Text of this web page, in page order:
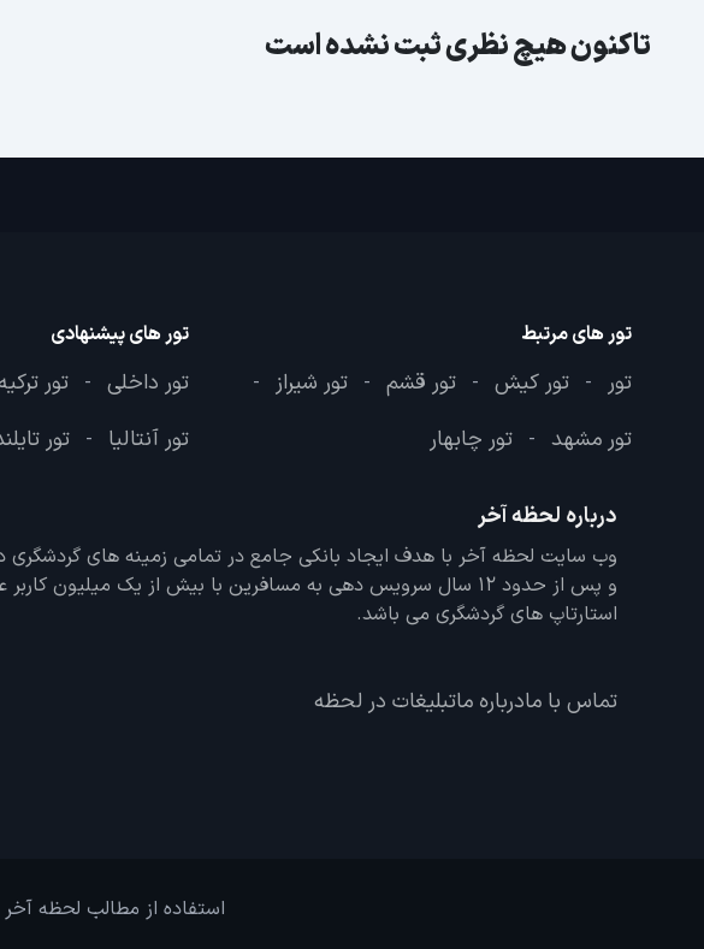
تاکنون هیچ نظری ثبت نشده است
تور های مرتبط
تور - تور کیش - تور قشم - تور شیراز -
تور مشهد - تور چابهار
تور های پیشنهادی
تور داخلی - تور
تور آنتالیا - تور
درباره لحظه آخر
و پس از حدود 12 سال سرویس دهی به مسافرین با بیش از یک میلیون
استارتاپ های گردشگری می باشد.
تماس با مادرباره ماتبلیغات در لحظه
استفاده از مطالب لحظه آخر